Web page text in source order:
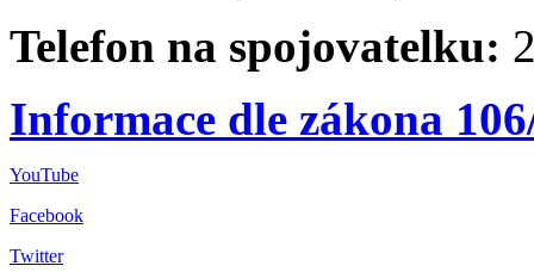
Telefon na spojovatelku:
Informace dle zákona
YouTube
Facebook
Twitter